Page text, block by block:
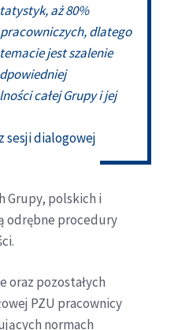
aż 80%
dlatego
jest szalenie
całej Grupy i jej
sesji dialogowej
Grupy, polskich i
odrębne procedury
oraz pozostałych
PZU pracownicy
normach